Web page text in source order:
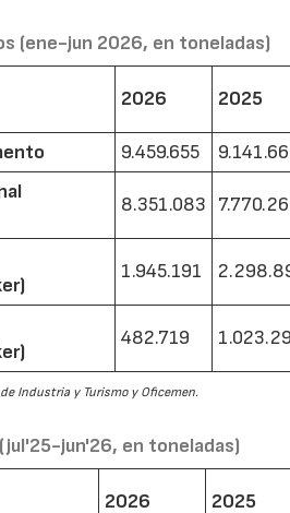
(ene-jun 2026, en toneladas)
2026 2025
9.459.655
8.351.083
1.945.191
482.719
Industria y Turismo y Oficemen.
jun'26, en toneladas)
2026 2025